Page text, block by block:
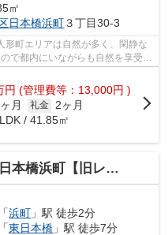
㎡
日本橋浜町３丁目30-3
円 (管理費等：13,000円 )
月 礼金 2ヶ月
/ 41.85㎡
【旧レガーロ日本橋浜町】
「浜町 」駅 徒歩2分
「東日本橋 」駅 徒歩7分